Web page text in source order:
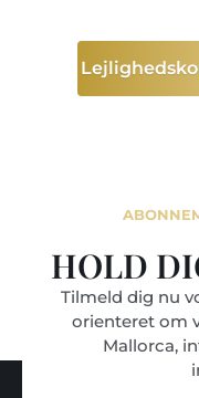
HOLD
Tilmeld dig nu
orienteret om
Mallorca,